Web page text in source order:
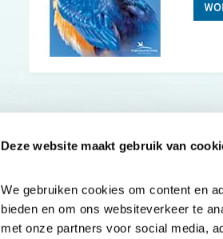
Deze website maakt gebruik van
We gebruiken cookies om content en
bieden en om ons websiteverkeer te
met onze partners voor social media,